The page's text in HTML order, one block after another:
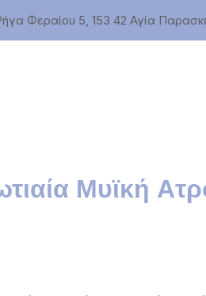
Φεραίου 5, 153 42 Αγία
Μυϊκή
γραμμή